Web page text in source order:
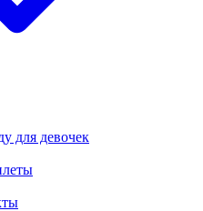
для девочек